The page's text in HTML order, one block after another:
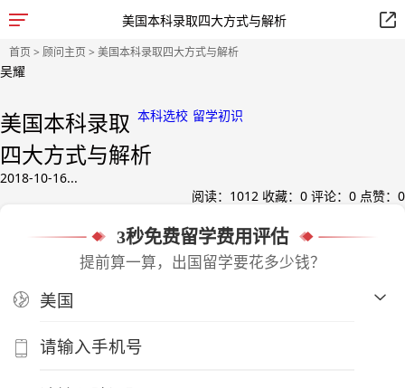
美国本科录取四大方式与解析
首页> 顾问主页> 美国本科录取四大方式与解析
吴耀
留学初识
本科选校
美国本科录取
四大方式与解析
2018-10-16...
阅读： 1012 收藏： 0 评论： 0 点赞： 0
3秒免费留学费用评估
提前算一算，出国留学要花多少钱？